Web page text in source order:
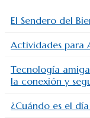
El Sendero del
Actividades para
Tecnología
la conexión y
¿Cuándo es el